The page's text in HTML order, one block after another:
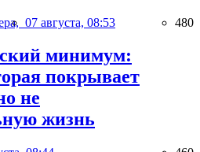
07 августа, 08:53 480
минимум:
покрывает
не
жизнь